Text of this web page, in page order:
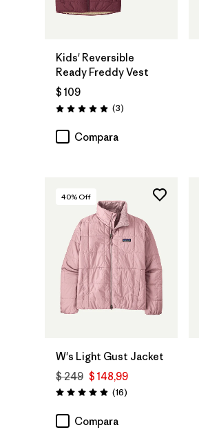
Kids' Reversible
Ready Freddy Vest
$ 109
Valoración: 5.0 / 5
(3Comentarios
)
Compara
40% Off
W's Light Gust Jacket
$ 249 $ 148,99
Valoración: 4.9 / 5
(16Comentarios
)
Compara